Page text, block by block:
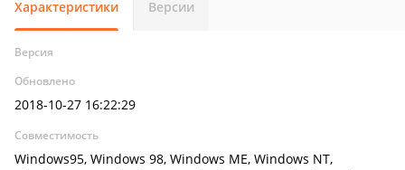
Характеристики Версии
Версия
Обновлено
2018-10-27 16:22:29
Совместимость
Windows95, Windows 98, Windows ME, Windows NT,